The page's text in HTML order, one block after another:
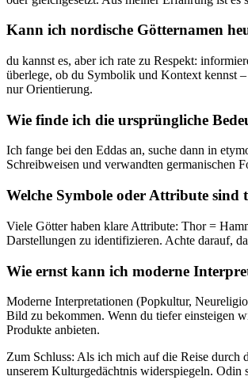
Kann ich nordische Götternamen
du kannst‍ es, aber ich rate zu Respekt:
überlege, ob du Symbolik und Kontext kennst
nur Orientierung.
Wie finde ich die ursprüngliche
Ich fange bei den Eddas an, suche dann in
Schreibweisen und ‍verwandten ‍germanischen
Welche Symbole oder Attribute sind
Viele Götter haben klare Attribute: Thor ​=
Darstellungen zu identifizieren. Achte darauf,
Wie ernst kann ich moderne
Moderne Interpretationen (Popkultur,
Bild zu bekommen. ⁤Wenn⁤ du tiefer einsteigen
Produkte ⁣anbieten.
Zum Schluss: Als ich mich auf die Reise durch
unserem ‍Kulturgedächtnis widerspiegeln.